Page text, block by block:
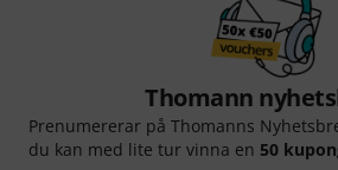
Thomann
Prenumererar på Thomanns
du kan med lite tur vinna en 50